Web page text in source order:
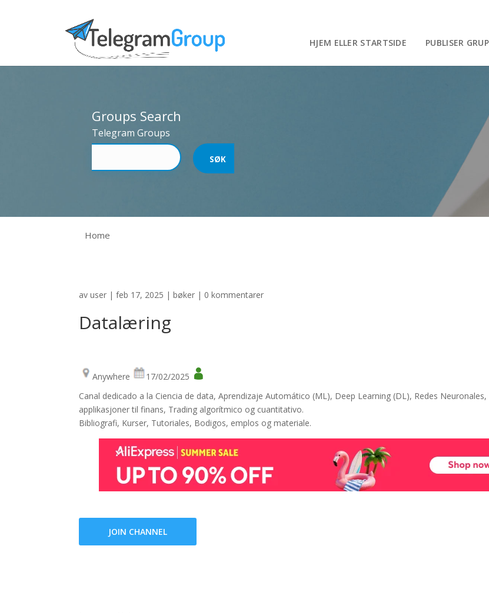
HJEM ELLER STARTSIDE PUBLISER
Groups Search
Telegram Groups
Home
avuser |feb 17, 2025 |bøker | 0 kommentarer
Datalæring
Anywhere
17/02/2025
Canal dedicado a la Ciencia de data, Aprendizaje Automático (ML), Deep Learning (DL), Redes Neuronales,
applikasjoner til finans, Trading algorítmico og cuantitativo.
Bibliografi, Kurser, Tutoriales, Bodigos, emplos og materiale.
JOIN CHANNEL